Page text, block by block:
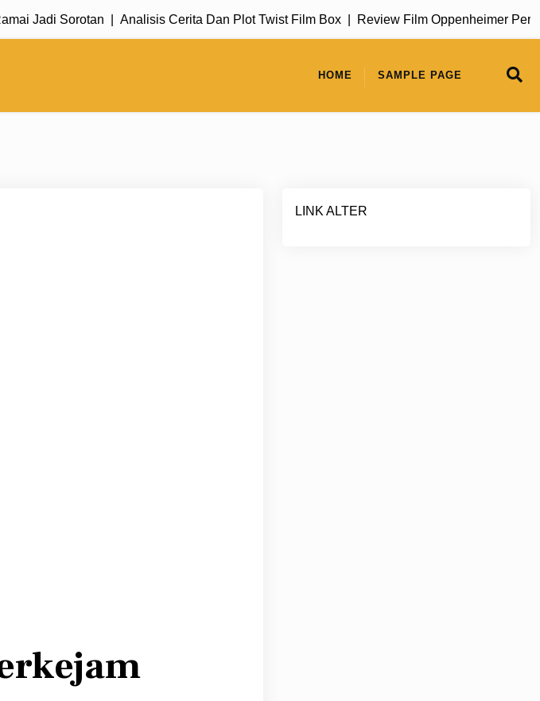
Jadi Sorotan |Analisis Cerita Dan Plot Twist Film Box |Review Film Oppenheimer
HOME SAMPLE PAGE
LINK ALTER